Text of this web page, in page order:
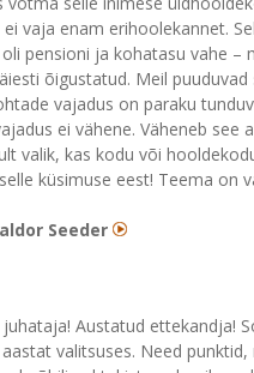
vaja enam erihoolekannet.
pensioni ja kohatasu vahe
õigustatud. Meil
vajadus on paraku
ei vähene. Väheneb
valik, kas kodu või
küsimuse eest! Teema on
Seeder
Austatud ettekandja!
valitsuses. Need